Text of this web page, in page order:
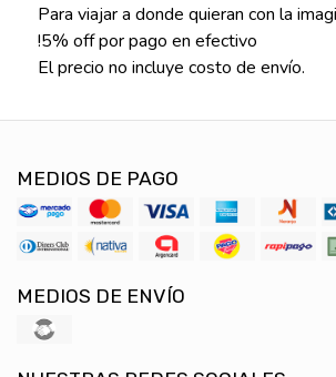
Para viajar a donde quieran con la
!5% off por pago en efectivo
El precio no incluye costo de envío.
MEDIOS DE PAGO
MEDIOS DE ENVÍO